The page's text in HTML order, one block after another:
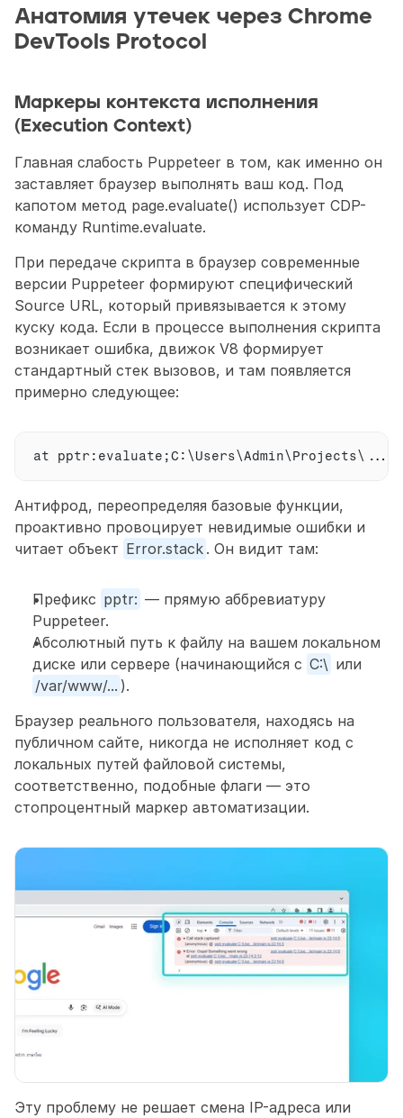
Анатомия утечек через Chrome
DevTools Protocol
Маркеры контекста исполнения
(Execution Context)
Главная слабость Puppeteer в том, как именно он
заставляет браузер выполнять ваш код. Под
капотом метод page.evaluate() использует CDP-
команду Runtime.evaluate.
При передаче скрипта в браузер современные
версии Puppeteer формируют специфический
Source URL, который привязывается к этому
куску кода. Если в процессе выполнения скрипта
возникает ошибка, движок V8 формирует
стандартный стек вызовов, и там появляется
примерно следующее:
at pptr : evaluate ;C : \Users\Admin\Projects\...\
Антифрод, переопределяя базовые функции,
проактивно провоцирует невидимые ошибки и
читает объект Error.stack . Он видит там:
Префикс pptr: — прямую аббревиатуру
Puppeteer.
Абсолютный путь к файлу на вашем локальном
диске или сервере (начинающийся с C:\
/var/www/... ).
Браузер реального пользователя, находясь на
публичном сайте, никогда не исполняет код с
локальных путей файловой системы,
соответственно, подобные флаги — это
стопроцентный маркер автоматизации.
Эту проблему не решает смена IP-адреса или